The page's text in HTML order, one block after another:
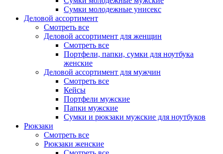
Сумки молодежные унисекс
Деловой ассортимент
Смотреть все
Деловой ассортимент для женщин
Смотреть все
Портфели, папки, сумки для ноутбука
женские
Деловой ассортимент для мужчин
Смотреть все
Кейсы
Портфели мужские
Папки мужские
Сумки и рюкзаки мужские для ноутбуков
Рюкзаки
Смотреть все
Рюкзаки женские